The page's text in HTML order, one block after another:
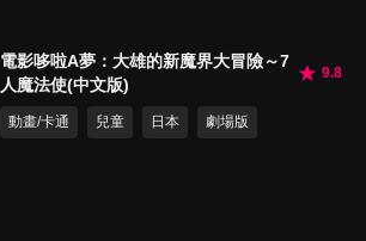
電影哆啦A夢：大雄的新魔界大冒險～7
人魔法使(中文版)
9.8
動畫/卡通 兒童 日本 劇場版